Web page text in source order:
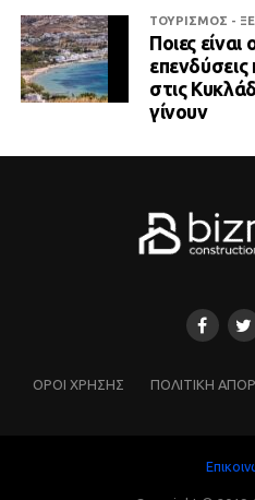
ΤΟΥΡΙΣΜΟΣ -
Ποιες
στις
γίνουν
ΌΡΟΙ ΧΡΗΣΗΣ ΠΟΛΙΤΙΚΗ